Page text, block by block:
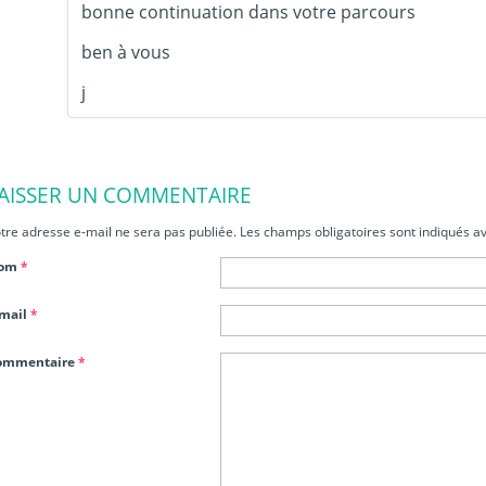
bonne continuation dans votre parcours
ben à vous
j
UN COMMENTAIRE
adresse e-mail ne sera pas publiée. Les champs obligatoires sont indiqués
*
*
*